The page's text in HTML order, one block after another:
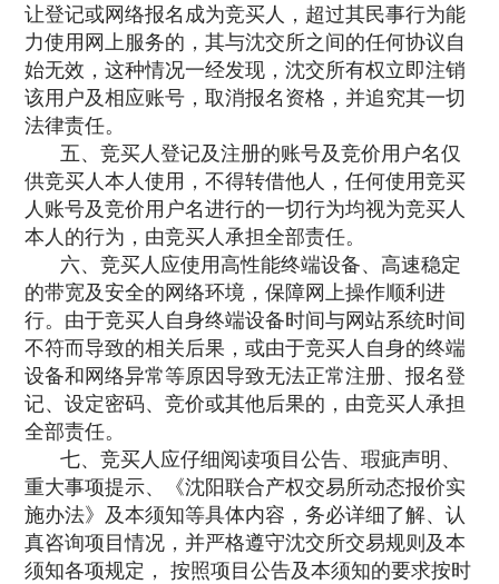
让登记或网络报名成为竞买人，超过其民事行为能
力使用网上服务的，其与沈交所之间的任何协议自
始无效，这种情况一经发现，沈交所有权立即注销
该用户及相应账号，取消报名资格，并追究其一切
法律责任。
五、竞买人登记及注册的账号及竞价用户名仅
供竞买人本人使用，不得转借他人，任何使用竞买
人账号及竞价用户名进行的一切行为均视为竞买人
本人的行为，由竞买人承担全部责任。
六、竞买人应使用高性能终端设备、高速稳定
的带宽及安全的网络环境，保障网上操作顺利进
行。由于竞买人自身终端设备时间与网站系统时间
不符而导致的相关后果，或由于竞买人自身的终端
设备和网络异常等原因导致无法正常注册、报名登
记、设定密码、竞价或其他后果的，由竞买人承担
全部责任。
七、竞买人应仔细阅读项目公告、瑕疵声明、
重大事项提示、《沈阳联合产权交易所动态报价实
施办法》及本须知等具体内容，务必详细了解、认
真咨询项目情况，并严格遵守沈交所交易规则及本
须知各项规定， 按照项目公告及本须知的要求按时